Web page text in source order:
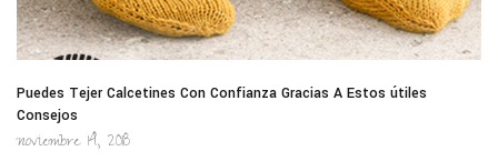
Puedes Tejer Calcetines Con Confianza Gracias A Estos útiles
Consejos
noviembre 14, 2018